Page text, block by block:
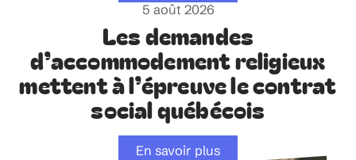
5 août 2026
Les demandes
d’accommodement religieux
mettent à l’épreuve le contrat
social québécois
En savoir plus